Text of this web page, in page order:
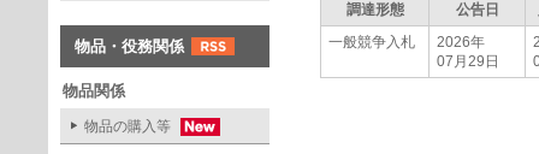
物品・役務関係
物品関係
物品の購入等
調達形態 公告日
一般競争入札
2026年
07月29日